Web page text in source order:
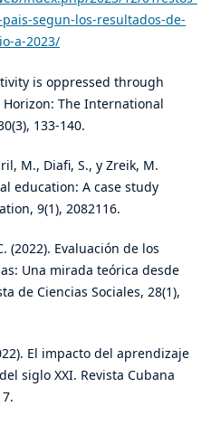
segun-los-resultados-de-
a-2023/
is oppressed through
The International
133-140.
M., Diafi, S., y Zreik, M.
education: A case study
9(1), 2082116.
(2022). Evaluación de los
Una mirada teórica desde
de Ciencias Sociales, 28(1),
El impacto del aprendizaje
siglo XXI. Revista Cubana